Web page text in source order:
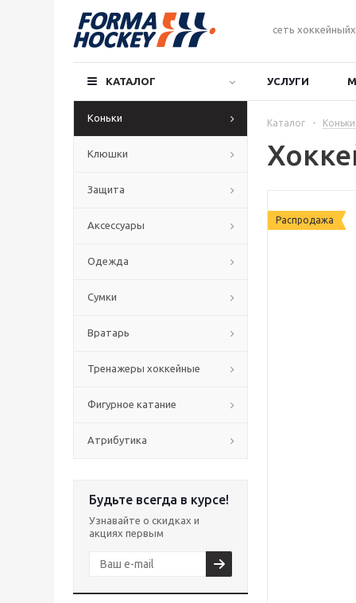
сеть
КАТАЛОГ УСЛУГИ
Коньки
Клюшки
Защита
Аксессуары
Одежда
Сумки
Вратарь
Тренажеры хоккейные
Фигурное катание
Атрибутика
Будьте всегда в курсе!
Узнавайте о скидках и
акциях первым
Каталог - Коньки
Распродажа